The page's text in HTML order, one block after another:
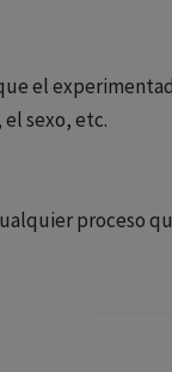
el
sexo, etc.
proceso